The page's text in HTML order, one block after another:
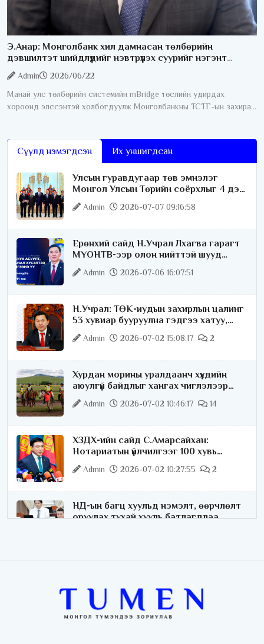
Э.Анар: Монголбанк хил дамнасан төлбөрийн
дэвшилтэт шийдлүүдийг нэвтрүүлэх суурийг нэгэнт
бүрдүүлсэн
Admin
2026/06/22
Манай улс төлбөрийн системийн mBridge төслийн удирдах
хороонд элссэнтэй холбогдуулж Монголбанкны ТСТГ-ын захирал
Сүүлд нэмэгдсэн Их уншигдсан
Улсын гуравдугаар төв эмнэлэг
Монгол Улсын Төрийн соёрхлыг 4 дэх
удаагаа хүртлээ
Admin 2026-07-07 09:16:58
Ерөнхий сайд Н.Учрал Лхагва гарагт
МҮОНТВ-ээр олон нийттэй шууд
ярилцана
Admin 2026-07-06 16:07:51
Н.Учрал: ТӨК-иудын захирлын цалинг
53 хувиар бууруулна гэдгээ хатуу,
хариуцлагатайгаар хэлье
Admin 2026-07-02 15:08:17 2
Хурдан морины уралдаанч хүүхдийн
аюулгүй байдлыг хангах чиглэлээр
ажиллаж байна
Admin 2026-07-02 10:46:17 14
ХЗДХ-ийн сайд С.Амарсайхан:
Нотариатын үйлчилгээг 100 хувь
цахимжуулна
Admin 2026-07-02 10:27:55 2
НД-ын багц хуульд нэмэлт, өөрчлөлт
оруулах тухай хууль батлагдлаа
хяналт тавина
Admin 2026-07-02 09:10:46